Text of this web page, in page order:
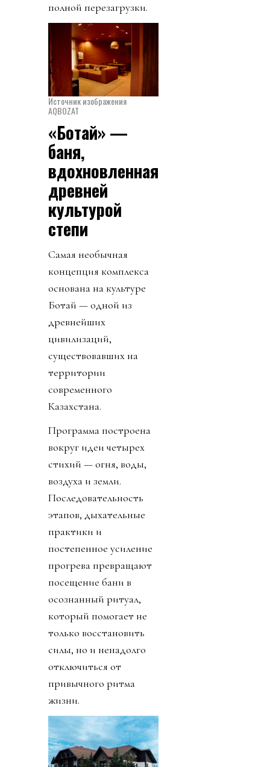
полной перезагрузки.
Источник изображения
AQBOZAT
«Ботай» —
баня,
вдохновленная
древней
культурой
степи
Самая необычная
концепция комплекса
основана на культуре
Ботай — одной из
древнейших
цивилизаций,
существовавших на
территории
современного
Казахстана.
Программа построена
вокруг идеи четырех
стихий — огня, воды,
воздуха и земли.
Последовательность
этапов, дыхательные
практики и
постепенное усиление
прогрева превращают
посещение бани в
осознанный ритуал,
который помогает не
только восстановить
силы, но и ненадолго
отключиться от
привычного ритма
жизни.